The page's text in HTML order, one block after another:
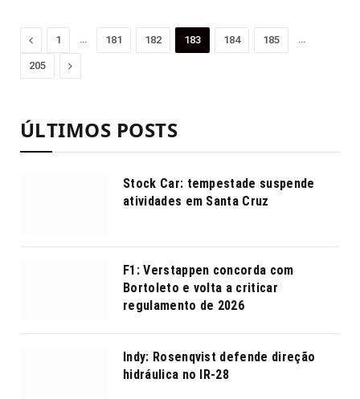
Anterior
1 181 182 183 184 185
205 Proximo
ÚLTIMOS POSTS
Stock Car: tempestade suspende
atividades em Santa Cruz
F1: Verstappen concorda com
Bortoleto e volta a criticar
regulamento de 2026
Indy: Rosenqvist defende direção
hidráulica no IR-28